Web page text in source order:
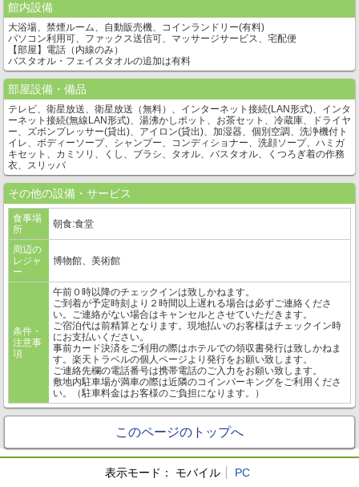
館内設備
大浴場、禁煙ルーム、自動販売機、コインランドリー(有料)
パソコン利用可、ファックス送信可、マッサージサービス、宅配便
【部屋】電話（内線のみ）
バスタオル・フェイスタオルの追加は有料
部屋設備・備品
テレビ、衛星放送、衛星放送（無料）、インターネット接続(LAN形式)、インタ
ーネット接続(無線LAN形式)、湯沸かしポット、お茶セット、冷蔵庫、ドライヤ
ー、ズボンプレッサー(貸出)、アイロン(貸出)、加湿器、個別空調、洗浄機付ト
イレ、ボディーソープ、シャンプー、コンディショナー、洗顔ソープ、ハミガ
キセット、カミソリ、くし、ブラシ、タオル、バスタオル、くつろぎ着の作務
衣、スリッパ
その他の設備・サービス
食事場
所
朝食:食堂
周辺の
レジャ
ー
博物館、美術館
条件・
注意事
項
午前０時以降のチェックインは致しかねます。
ご到着が予定時刻より２時間以上遅れる場合は必ずご連絡くださ
い。ご連絡がない場合はキャンセルとさせていただきます。
ご宿泊代は前精算となります。現地払いのお客様はチェックイン時
にお支払いください。
事前カード決済をご利用の際はホテルでの領収書発行は致しかねま
す。楽天トラベルの個人ページより発行をお願い致します。
ご連絡先欄の電話番号は携帯電話のご入力をお願い致します。
敷地内駐車場が満車の際は近隣のコインパーキングをご利用くださ
い。（駐車料金はお客様のご負担になります。）
このページのトップへ
表示モード： モバイル PC